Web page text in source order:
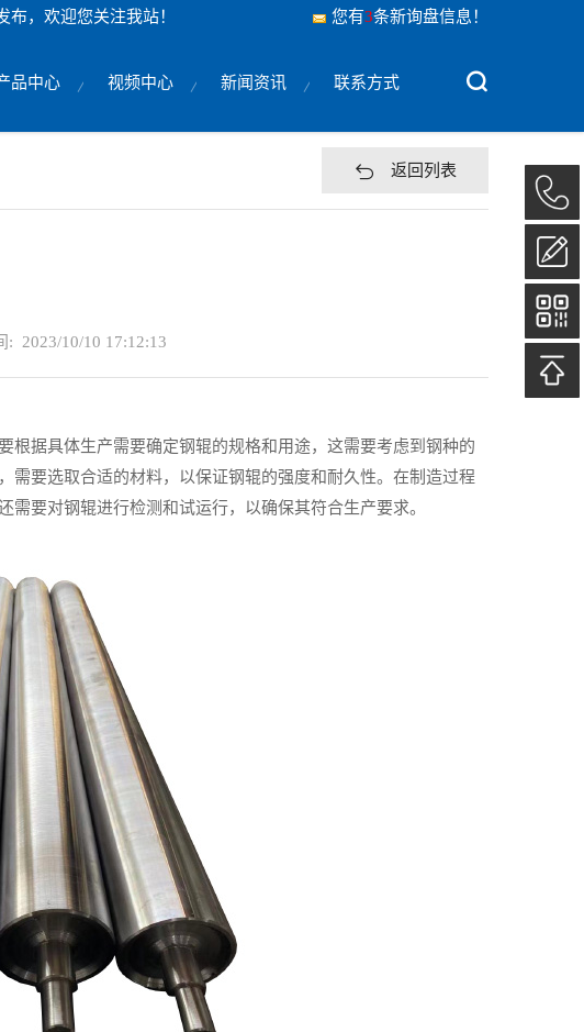
，欢迎您关注我站！ 您有3条新询盘信息！
品中心 视频中心 新闻资讯 联系方式
返回列表
: 2023/10/10 17:12:13
根据具体生产需要确定钢辊的规格和用途，这需要考虑到钢种的
需要选取合适的材料，以保证钢辊的强度和耐久性。在制造过程
要对钢辊进行检测和试运行，以确保其符合生产要求。